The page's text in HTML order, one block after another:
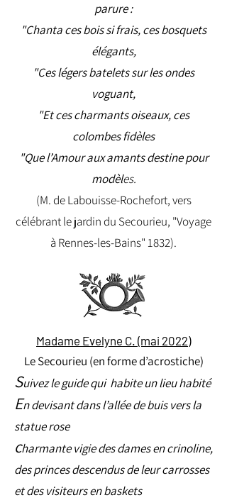
parure :
"Chanta ces bois si frais, ces bosquets
élégants,
"Ces légers batelets sur les ondes
voguant,
"Et ces charmants oiseaux, ces
colombes fidèles
"Que l’Amour aux amants destine pour
modèles.
(M. de Labouisse-Rochefort, vers
célébrant le jardin du Secourieu, "Voyage
à Rennes-les-Bains" 1832).
Madame Evelyne C. (mai 2022)
Le Secourieu (en forme d’acrostiche)
Suivez le guide qui habite un lieu habité
En devisant dans l’allée de buis vers la
statue rose
charmante vigie des dames en crinoline,
des princes descendus de leur carrosses
et des visiteurs en baskets